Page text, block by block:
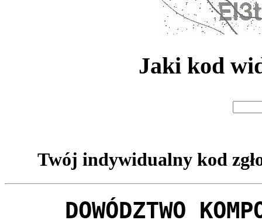
Jaki kod
Twój indywidualny kod
DOWÓDZTWO